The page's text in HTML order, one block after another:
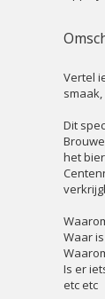
Vertel
Dit
het
Waar
Is er
etc etc